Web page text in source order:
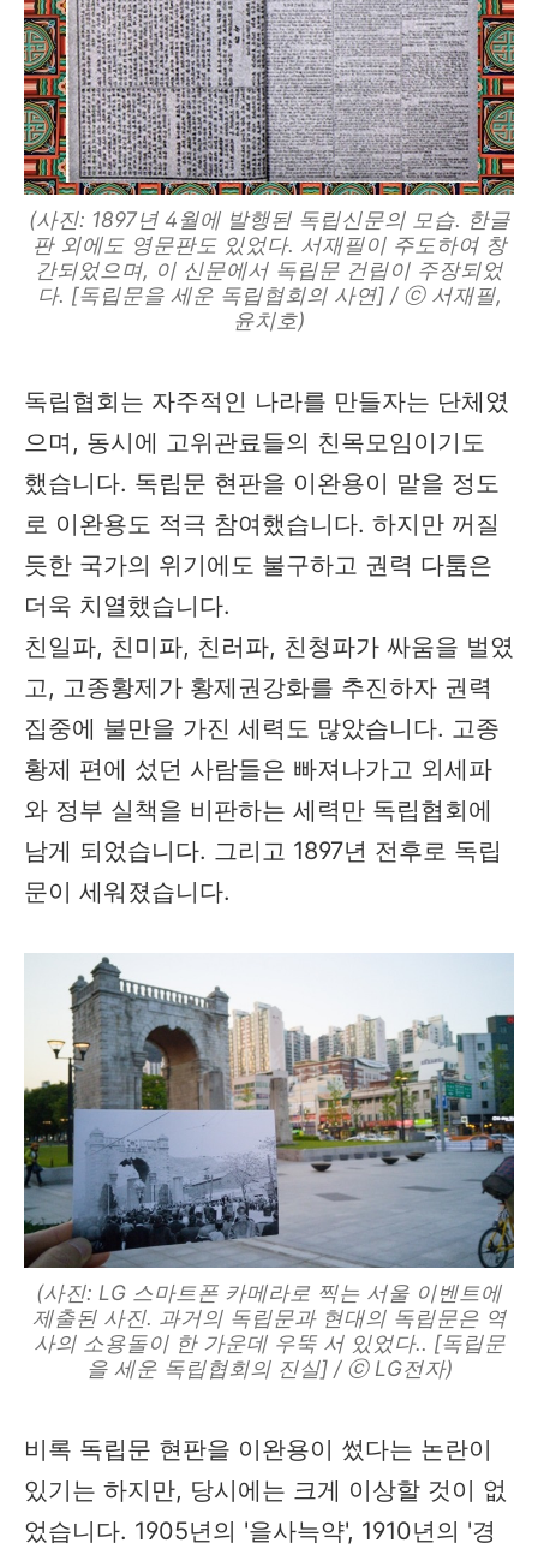
(사진: 1897년 4월에 발행된 독립신문의 모습. 한글
판 외에도 영문판도 있었다. 서재필이 주도하여 창
간되었으며, 이 신문에서 독립문 건립이 주장되었
다. [독립문을 세운 독립협회의 사연] / ⓒ 서재필,
윤치호)
독립협회는 자주적인 나라를 만들자는 단체였
으며, 동시에 고위관료들의 친목모임이기도
했습니다. 독립문 현판을 이완용이 맡을 정도
로 이완용도 적극 참여했습니다. 하지만 꺼질
듯한 국가의 위기에도 불구하고 권력 다툼은
더욱 치열했습니다.
친일파, 친미파, 친러파, 친청파가 싸움을 벌였
고, 고종황제가 황제권강화를 추진하자 권력
집중에 불만을 가진 세력도 많았습니다. 고종
황제 편에 섰던 사람들은 빠져나가고 외세파
와 정부 실책을 비판하는 세력만 독립협회에
남게 되었습니다. 그리고 1897년 전후로 독립
문이 세워졌습니다.
(사진: LG 스마트폰 카메라로 찍는 서울 이벤트에
제출된 사진. 과거의 독립문과 현대의 독립문은 역
사의 소용돌이 한 가운데 우뚝 서 있었다.. [독립문
을 세운 독립협회의 진실] / ⓒ LG전자)
비록 독립문 현판을 이완용이 썼다는 논란이
있기는 하지만, 당시에는 크게 이상할 것이 없
었습니다. 1905년의 '을사늑약', 1910년의 '경